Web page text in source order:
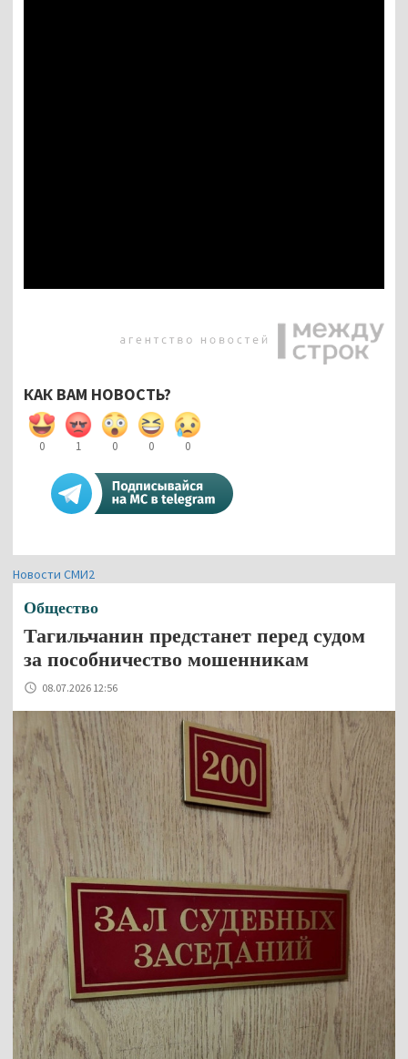
КАК ВАМ НОВОСТЬ?
0 1 0 0 0
Новости СМИ2
Общество
Тагильчанин предстанет перед судом
за пособничество мошенникам
08.07.2026 12:56